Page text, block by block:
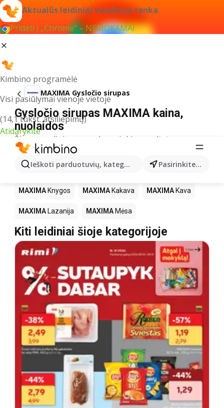
Aktualūs leidiniai visada po ranka
Pridėti į „Chrome“ – NEMOKAMAI
Kimbino programėlė
Visi pasiūlymai vienoje vietoje
(14,1 tūkst. atsiliepimų)
Atidarykite
Ieškoti parduotuvių, kategorijų, produktų... Pasirinkite miestą
MAXIMA Gysločio sirupas
Gysločio sirupas MAXIMA kaina,
nuolaidos
Šiuo pavadinimu neradome jokių rezultatų
Kiti produktai parduotuvėse MAXIMA
MAXIMA LEGO MAXIMA Gėrimai MAXIMA
MAXIMA Knygos MAXIMA Kakava MAXIMA Kava
MAXIMA Lazanija MAXIMA Mėsa
Kiti leidiniai šioje kategorijoje